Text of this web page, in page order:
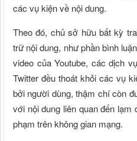
các vụ kiện về nội dung.
Theo đó, chủ sở hữu bất kỳ
trữ nội dung, như phần bình
video của Youtube, các dịch
Twitter đều thoát khỏi các vụ
bởi người dùng, thậm chí còn
với nội dung liên quan đến
phạm trên không gian mạng.